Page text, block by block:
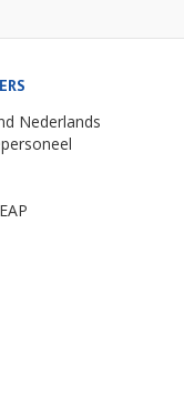
Nederlands